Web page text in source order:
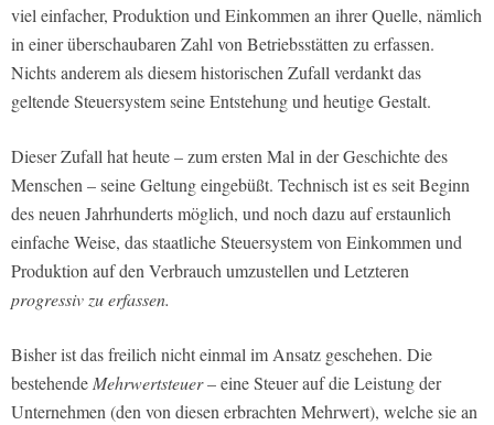
viel einfacher, Produktion und Einkommen an ihrer Quelle, nämlich
in einer überschaubaren Zahl von Betriebsstätten zu erfassen.
Nichts anderem als diesem historischen Zufall verdankt das
geltende Steuersystem seine Entstehung und heutige Gestalt.
Dieser Zufall hat heute – zum ersten Mal in der Geschichte des
Menschen – seine Geltung eingebüßt. Technisch ist es seit Beginn
des neuen Jahrhunderts möglich, und noch dazu auf erstaunlich
einfache Weise, das staatliche Steuersystem von Einkommen und
Produktion auf den Verbrauch umzustellen und Letzteren
progressiv zu erfassen.
Bisher ist das freilich nicht einmal im Ansatz geschehen. Die
bestehendeMehrwertsteuer– eine Steuer auf die Leistung der
Unternehmen (den von diesen erbrachten Mehrwert), welche sie an